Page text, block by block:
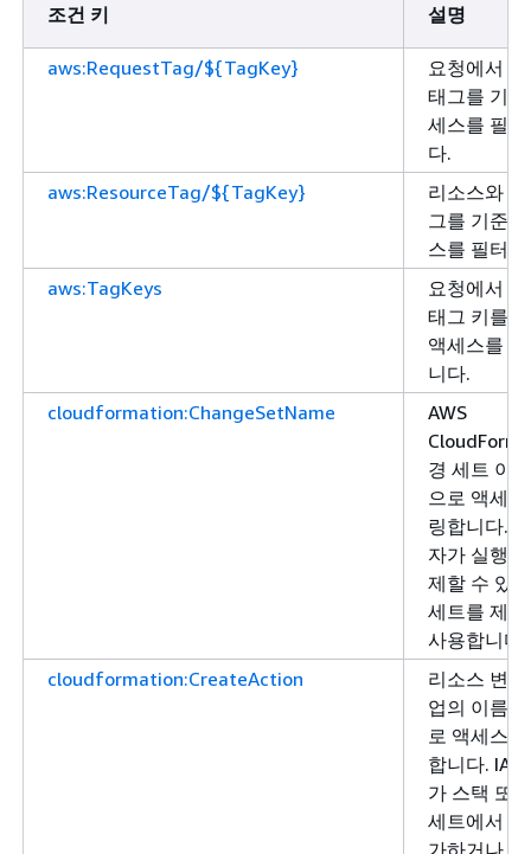
조건 키 설명
aws:RequestTag/${TagKey}
요청에서
태그를 기
세스를 필
다.
aws:ResourceTag/${TagKey}
리소스와
그를 기준
스를 필터
aws:TagKeys
요청에서
태그 키를
액세스를
니다.
cloudformation:ChangeSetName
AWS
경 세트 이
으로 액세
링합니다.
자가 실행
제할 수 있
세트를 제
사용합니다.
cloudformation:CreateAction
리소스 변형
업의 이름
로 액세스
합니다.
가 스택 또
세트에서
가하거나